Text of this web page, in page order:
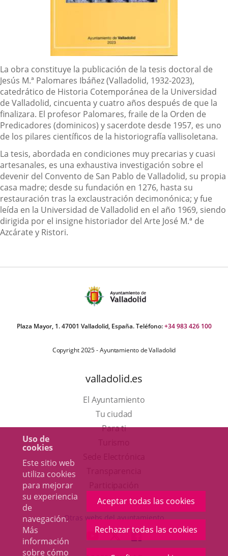
Uso de
cookies
Este sitio web
utiliza cookies
para mejorar
su experiencia
de
navegación.
Más
información
sobre cómo
Aceptar todas las cookies
Rechazar todas las cookies
Descripción
La obra constituye la publicación de la tesis doctoral de
Jesús M.ª Palomares Ibáñez (Valladolid, 1932-2023),
catedrático de Historia Cotemporánea de la Universidad
de Valladolid, cincuenta y cuatro años después de que la
finalizara. El profesor Palomares, fraile de la Orden de
Predicadores (dominicos) y sacerdote desde 1957, es uno
de los pilares científicos de la historiografía vallisoletana.
La tesis, abordada en condiciones muy precarias y cuasi
artesanales, es una exhaustiva investigación sobre el
devenir del Convento de San Pablo de Valladolid, su propia
casa madre; desde su fundación en 1276, hasta su
restauración tras la exclaustración decimonónica; yfue
leída en la Universidad de Valladolid en el año 1969, siendo
dirigida por el insigne historiador del Arte José M.ª de
Azcárate y Ristori.
Plaza Mayor, 1. 47001 Valladolid, España. Teléfono:+34 983 426 100
Copyright 2025 - Ayuntamiento de Valladolid
valladolid.es
El Ayuntamiento
Tu ciudad
Para ti
en
una
ventana
nueva.
aplicación
externa.
Otras webs del ayuntamiento
ENLACE
A
ENLACE
A
ENLACE
A